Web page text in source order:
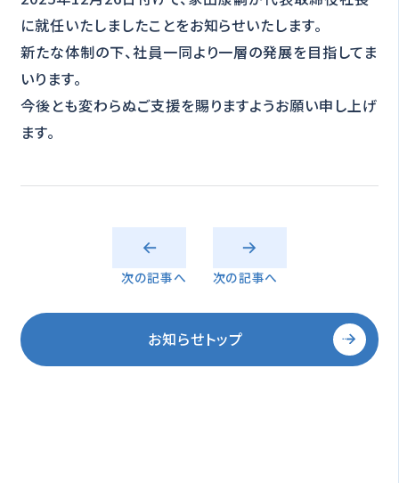
に就任いたしましたことをお知らせいたします。
新たな体制の下、社員一同より一層の発展を目指してま
いります。
今後とも変わらぬご支援を賜りますようお願い申し上げ
ます。
次の記事へ 次の記事へ
お知らせトップ